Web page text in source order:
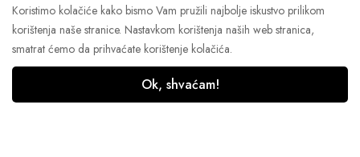
© 2023 Lively Pharm. Sva prava pridržana.
Koristimo kolačiće kako bismo Vam pružili najbolje iskustvo prilikom
korištenja naše stranice. Nastavkom korištenja naših web stranica,
smatrat ćemo da prihvaćate korištenje kolačića.
Ok, shvaćam!